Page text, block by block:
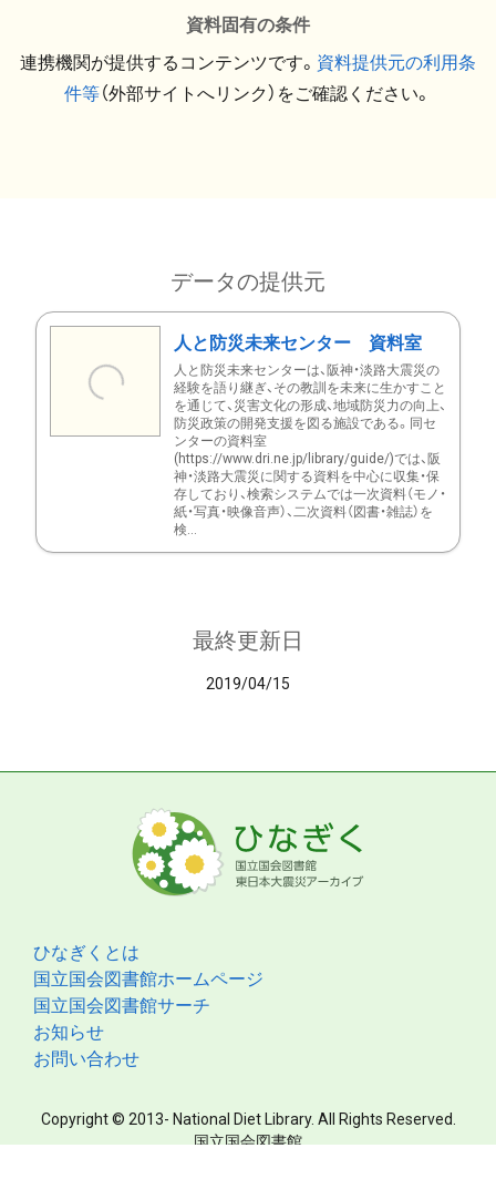
資料固有の条件
連携機関が提供するコンテンツです。 資料提供元の利用条
件等（外部サイトへリンク）をご確認ください。
データの提供元
人と防災未来センター 資料室
人と防災未来センターは、阪神・淡路大震災の
経験を語り継ぎ、その教訓を未来に生かすこと
を通じて、災害文化の形成、地域防災力の向上、
防災政策の開発支援を図る施設である。同セ
ンターの資料室
(https://www.dri.ne.jp/library/guide/)では、阪
神・淡路大震災に関する資料を中心に収集・保
存しており、検索システムでは一次資料（モノ・
紙・写真・映像音声）、二次資料（図書・雑誌）を
検...
最終更新日
2019/04/15
ひなぎくとは
国立国会図書館ホームページ
国立国会図書館サーチ
お知らせ
お問い合わせ
Copyright © 2013- National Diet Library. All Rights Reserved.